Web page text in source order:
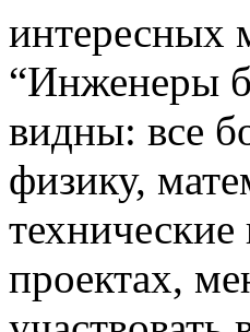
интересных
“Инженеры
видны: все
физику,
технические
проектах,